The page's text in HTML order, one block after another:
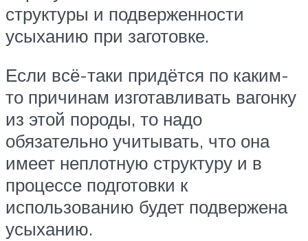
структуры и подверженности
усыханию при заготовке.
Если всё-таки придётся по каким-
то причинам изготавливать вагонку
из этой породы, то надо
обязательно учитывать, что она
имеет неплотную структуру и в
процессе подготовки к
использованию будет подвержена
усыханию.